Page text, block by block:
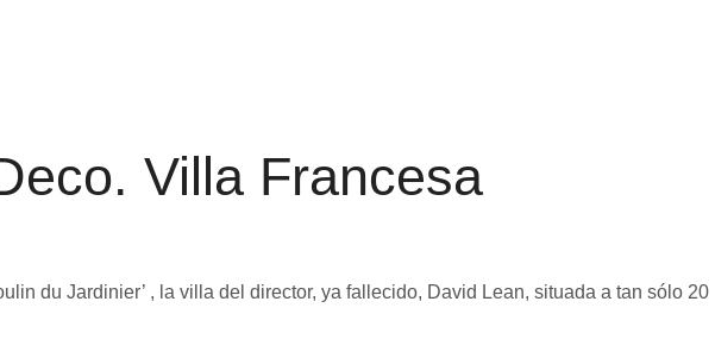
Villa Francesa
du Jardinier’ , la villa del director, ya fallecido, David Lean, situada a tan sólo 20